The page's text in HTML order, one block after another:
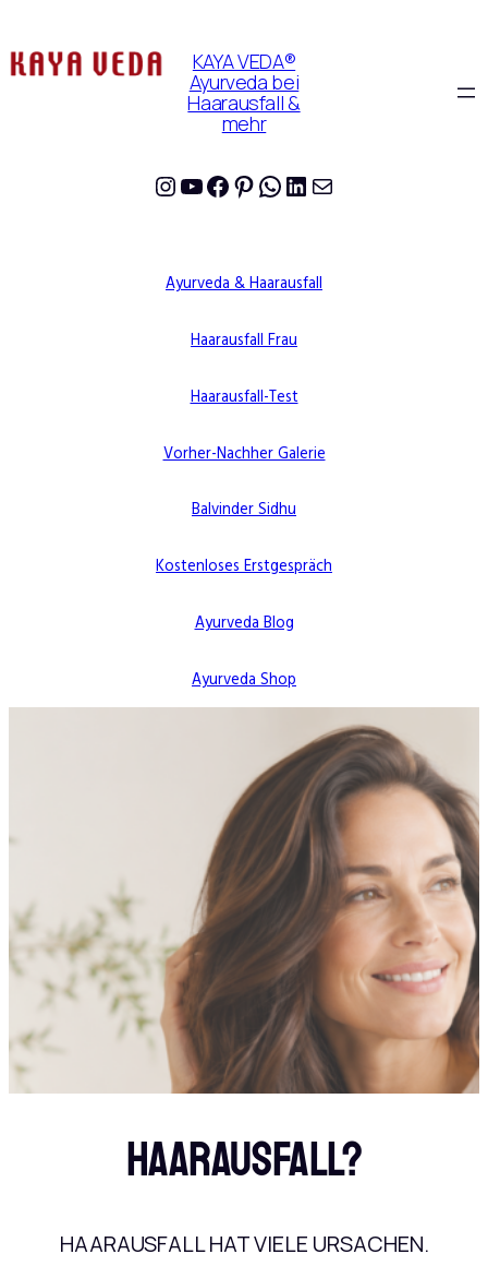
KAYA VEDA®
Ayurveda bei
Haarausfall &
mehr
Instagram
YouTube
Facebook
Pinterest
WhatsApp
LinkedIn
E-Mail
Ayurveda & Haarausfall
Haarausfall Frau
Haarausfall-Test
Vorher-Nachher Galerie
Balvinder Sidhu
Kostenloses Erstgespräch
Ayurveda Blog
Ayurveda Shop
HAARAUSFALL?
HAARAUSFALL HAT VIELE URSACHEN.